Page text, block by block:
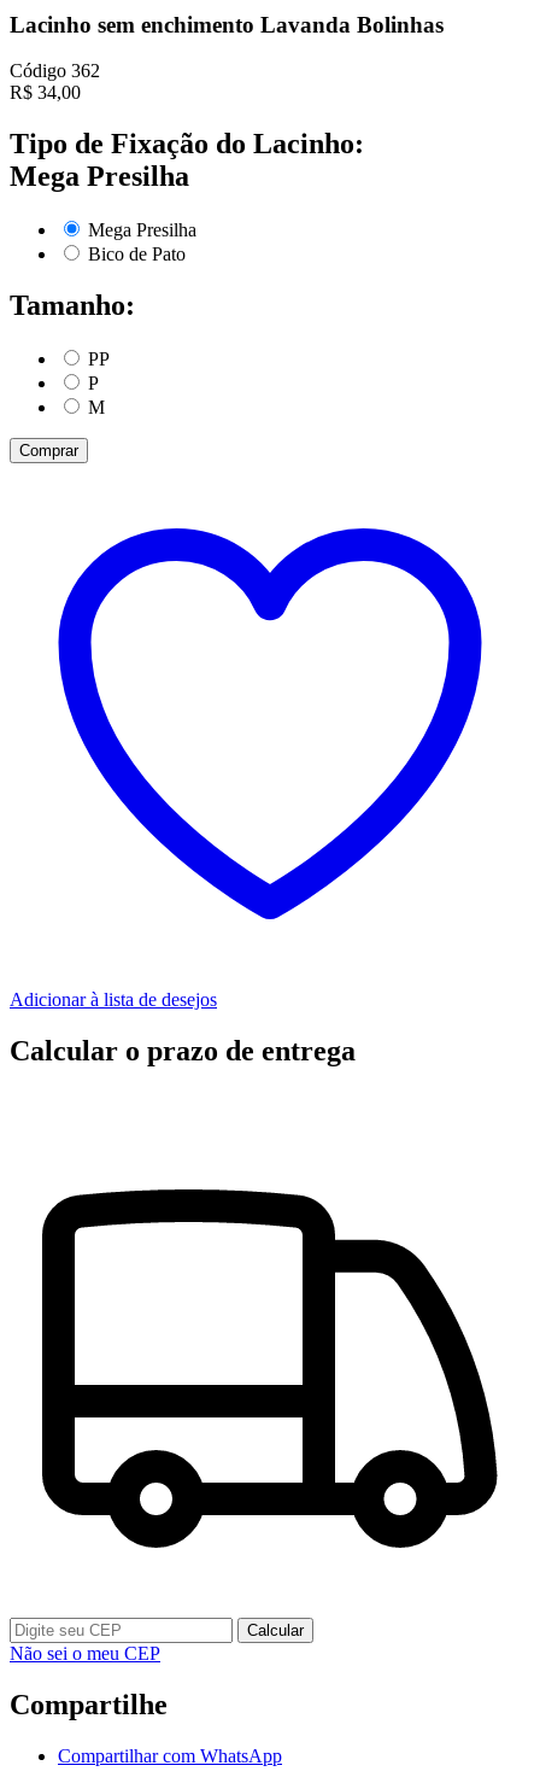
Lacinho sem enchimento Lavanda Bolinhas
Código 362
R$ 34,00
Tipo de Fixação do Lacinho:
Mega Presilha
Mega Presilha
Bico de Pato
Tamanho:
PP
P
M
Comprar
Adicionar à lista de desejos
Calcular o prazo de entrega
Calcular
Não sei o meu CEP
Compartilhe
Compartilhar com WhatsApp